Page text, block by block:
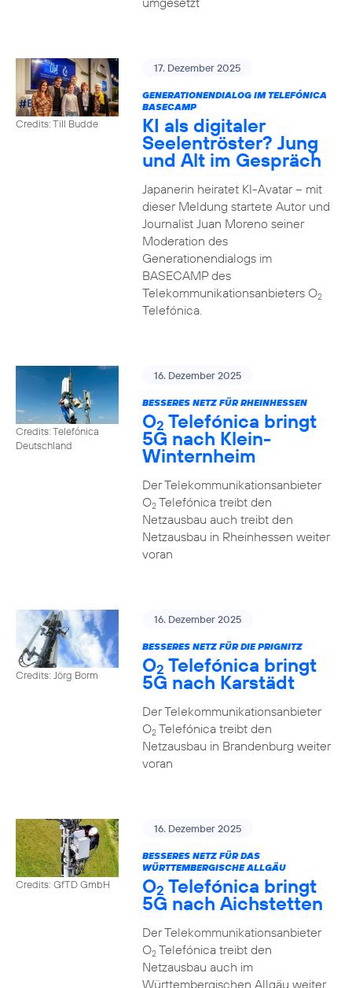
Credits: Till Budde
17. Dezember 2025
GENERATIONENDIALOG IM TELEFÓNICA
BASECAMP
KI als digitaler
Seelentröster? Jung
und Alt im Gespräch
Japanerin heiratet KI-Avatar – mit
dieser Meldung startete Autor und
Journalist Juan Moreno seiner
Moderation des
Generationendialogs im
BASECAMP des
Telekommunikationsanbieters O2
Telefónica.
Credits: Telefónica
Deutschland
16. Dezember 2025
BESSERES NETZ FÜR RHEINHESSEN
O2 Telefónica bringt
5G nach Klein-
Winternheim
Der Telekommunikationsanbieter
O2Telefónica treibt den
Netzausbau auch treibt den
Netzausbau in Rheinhessen weiter
voran
Credits: Jörg Borm
16. Dezember 2025
BESSERES NETZ FÜR DIE PRIGNITZ
O2 Telefónica bringt
5G nach Karstädt
Der Telekommunikationsanbieter
O2Telefónica treibt den
Netzausbau in Brandenburg weiter
voran
Credits: GfTD GmbH
16. Dezember 2025
BESSERES NETZ FÜR DAS
WÜRTTEMBERGISCHE ALLGÄU
O2 Telefónica bringt
5G nach Aichstetten
Der Telekommunikationsanbieter
O2Telefónica treibt den
Netzausbau auch im
Württembergischen Allgäu weiter